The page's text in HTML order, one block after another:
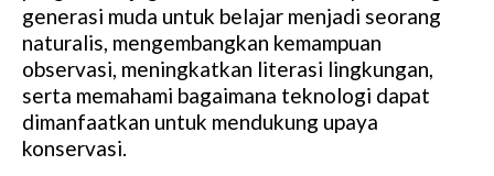
generasi muda untuk belajar menjadi seorang
naturalis, mengembangkan kemampuan
observasi, meningkatkan literasi lingkungan,
serta memahami bagaimana teknologi dapat
dimanfaatkan untuk mendukung upaya
konservasi.